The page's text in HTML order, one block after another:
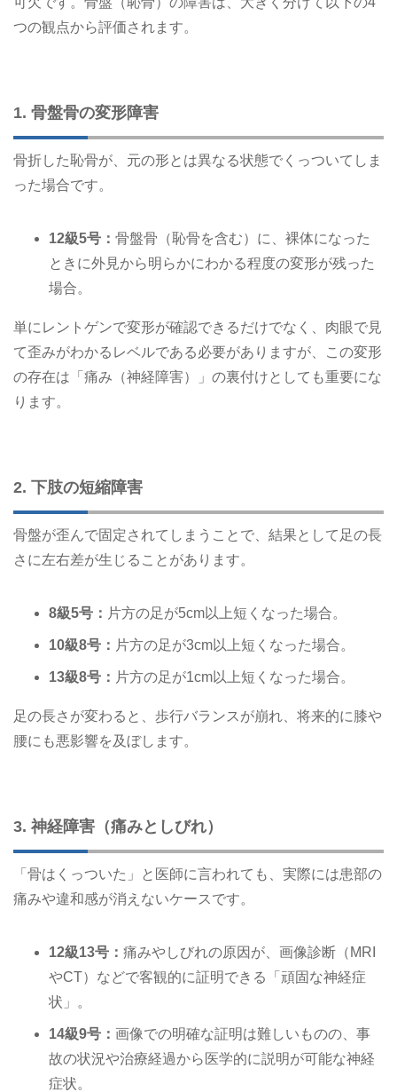
つの観点から評価されます。
1. 骨盤骨の変形障害
骨折した恥骨が、元の形とは異なる状態でくっついてしま
った場合です。
12級5号： 骨盤骨（恥骨を含む）に、裸体になった
ときに外見から明らかにわかる程度の変形が残った
場合。
単にレントゲンで変形が確認できるだけでなく、肉眼で見
て歪みがわかるレベルである必要がありますが、この変形
の存在は「痛み（神経障害）」の裏付けとしても重要にな
ります。
2. 下肢の短縮障害
骨盤が歪んで固定されてしまうことで、結果として足の長
さに左右差が生じることがあります。
8級5号： 片方の足が5cm以上短くなった場合。
10級8号： 片方の足が3cm以上短くなった場合。
13級8号： 片方の足が1cm以上短くなった場合。
足の長さが変わると、歩行バランスが崩れ、将来的に膝や
腰にも悪影響を及ぼします。
3. 神経障害（痛みとしびれ）
「骨はくっついた」と医師に言われても、実際には患部の
痛みや違和感が消えないケースです。
12級13号： 痛みやしびれの原因が、画像診断（MRI
やCT）などで客観的に証明できる「頑固な神経症
状」。
14級9号： 画像での明確な証明は難しいものの、事
故の状況や治療経過から医学的に説明が可能な神経
症状。